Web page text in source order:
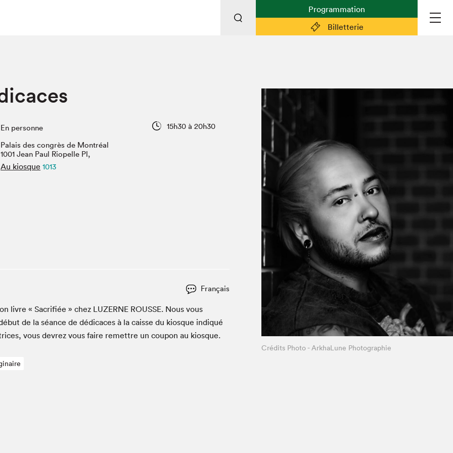
Billetterie
Programmation
Vidéos et balados
Le Salon dans ta classe
Liseur Public
Matinées scolaires Hydro-Québec
Plan du Salon
Préparer sa visite
Partenaires
Espace médias
Espace exposant·e·s
Espace enseignant·e·s
Espace participant⋅e⋅s
Espace Salon dans la ville
Espace bénévoles
Devenir bénévole
À propos du Salon
Liste des exposant·e·s
Liste des auteur·rice·s
En personne
15h30 à 20h30
Palais des congrès de Montréal
1001 Jean Paul Riopelle Pl,
Au kiosque 1013
Français
livre « Sac­ri­fiée » chez LUZERNE ROUSSE. Nous vous
de la séance de dédi­caces à la caisse du kiosque indiqué
vous devrez vous faire remet­tre un coupon au kiosque.
Crédits Photo - ArkhaLune Photographie